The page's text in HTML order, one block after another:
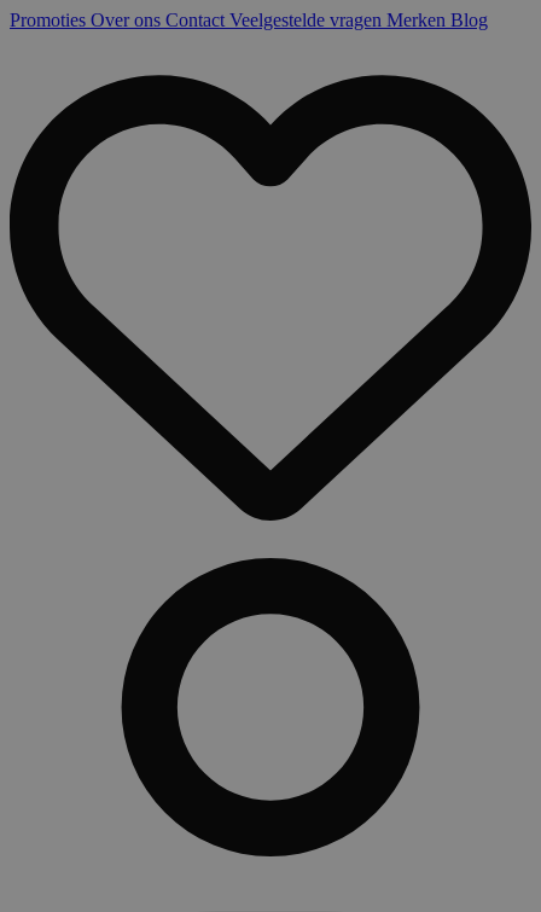
Promoties Over ons Contact Veelgestelde vragen Merken Blog